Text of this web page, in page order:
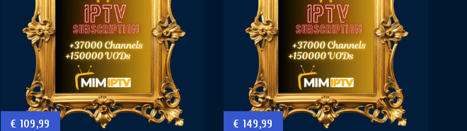
€ 109,99 € 149,99